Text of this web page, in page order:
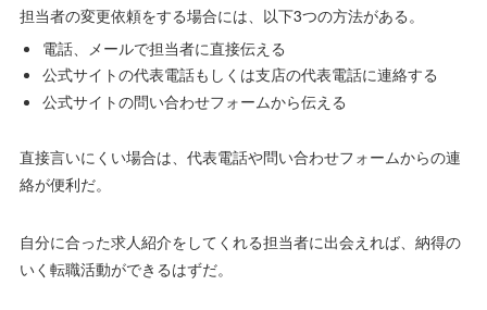
担当者の変更依頼をする場合には、以下3つの方法がある。
電話、メールで担当者に直接伝える
公式サイトの代表電話もしくは支店の代表電話に連絡する
公式サイトの問い合わせフォームから伝える
直接言いにくい場合は、代表電話や問い合わせフォームからの連
絡が便利だ。
自分に合った求人紹介をしてくれる担当者に出会えれば、納得の
いく転職活動ができるはずだ。